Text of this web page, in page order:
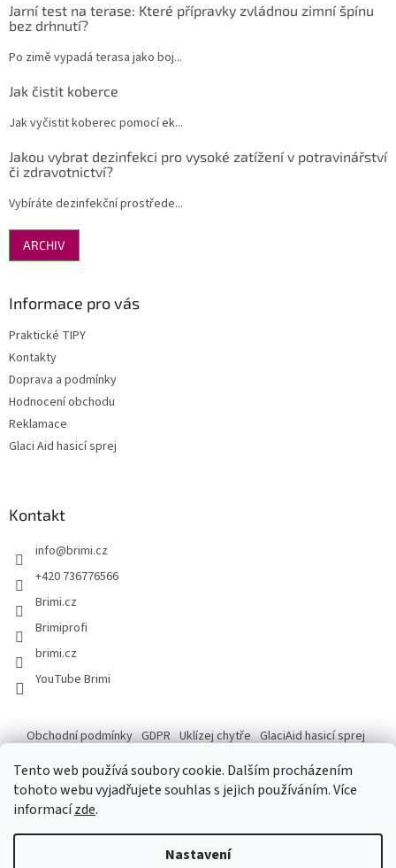
Tento web používá soubory cookie. Dalším procházením
tohoto webu vyjadřujete souhlas s jejich používáním. Více
informacízde.
Nastavení
našeho skladníka nemá, ale zdatně se k tomu blíží. Pokud tedy vaše
Jarní test na terase: Které přípravky zvládnou zimní špínu
bez drhnutí?
Po zimě vypadá terasa jako boj...
Jak čistit koberce
Jak vyčistit koberec pomocí ek...
Jakou vybrat dezinfekci pro vysoké zatížení v potravinářství
či zdravotnictví?
Vybíráte dezinfekční prostřede...
ARCHIV
Informace pro vás
Praktické TIPY
Kontakty
Doprava a podmínky
Hodnocení obchodu
Reklamace
Glaci Aid hasicí sprej
Kontakt
info@brimi.cz
+420 736776566
Brimi.cz
Brimiprofi
brimi.cz
YouTube Brimi
Obchodní podmínky GDPR Uklízej chytře GlaciAid hasicí sprej
Vytvořil Shoptet